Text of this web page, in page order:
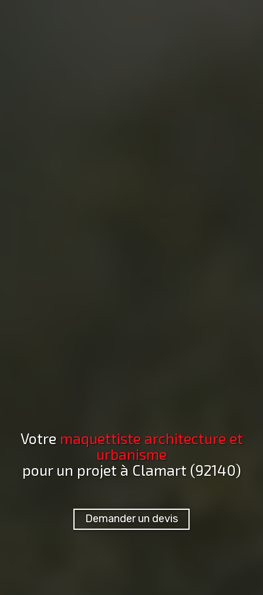
Votre maquettiste architecture et
urbanisme
pour un projet à Clamart (92140)
Demander un devis